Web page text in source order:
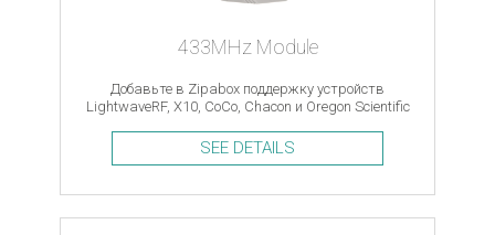
433MHz Module
Добавьте в Zipabox поддержку устройств
LightwaveRF, X10, CoCo, Chacon и Oregon Scientific
SEE DETAILS